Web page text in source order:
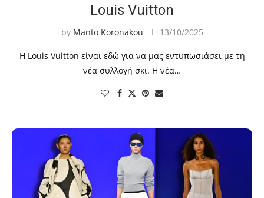
Louis Vuitton
by Manto Koronakou 13/10/2025
Η Louis Vuitton είναι εδώ για να μας εντυπωσιάσει με τη
νέα συλλογή σκι. Η νέα…